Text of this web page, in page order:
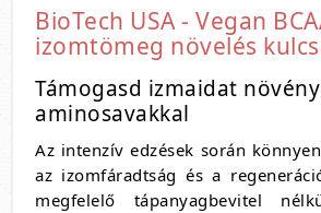
BioTech USA - Vegan
izomtömeg növelés
Támogasd izmaidat
aminosavakkal
Az intenzív edzések során
az izomfáradtság és a
megfelelő tápanyagbevitel